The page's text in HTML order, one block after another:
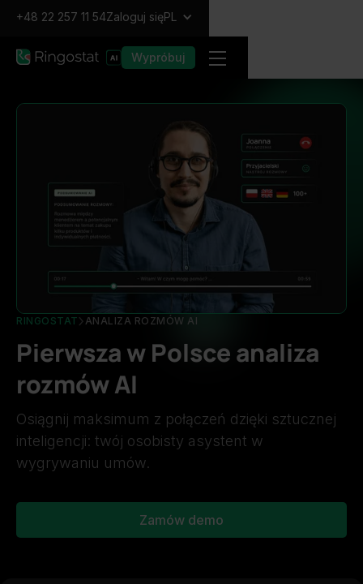
+48 22 257 11 54Zaloguj sięPL
Wypróbuj
RINGOSTAT ANALIZA ROZMÓW AI
Pierwsza w Polsce analiza
rozmów AI
Osiągnij maksimum z połączeń dzięki sztucznej
inteligencji: twój osobisty asystent w
wygrywaniu umów.
Zamów demo